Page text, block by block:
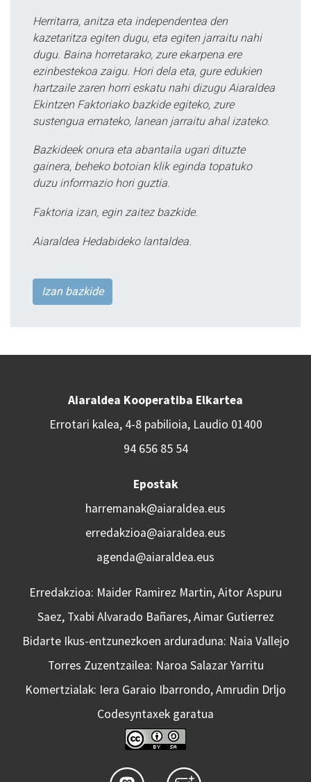
Herritarra, anitza eta independentea den
kazetaritza egiten dugu, eta egiten jarraitu nahi
dugu. Baina horretarako, zure ekarpena ere
ezinbestekoa zaigu. Hori dela eta, gure edukien
hartzaile zaren horri eskatu nahi dizugu Aiaraldea
Ekintzen Faktoriako bazkide egiteko, zure
sustengua emateko, lanean jarraitu ahal izateko.
Bazkideek onura eta abantaila ugari dituzte
gainera, beheko botoian klik eginda topatuko
duzu informazio hori guztia.
Faktoria izan, egin zaitez bazkide.
Aiaraldea Hedabideko lantaldea.
Izan bazkide
Aiaraldea Kooperatiba Elkartea
Errotari kalea, 4-8 pabilioia, Laudio 01400
94 656 85 54
Epostak
harremanak@aiaraldea.eus
erredakzioa@aiaraldea.eus
agenda@aiaraldea.eus
Erredakzioa: Maider Ramirez Martin, Aitor Aspuru
Saez, Txabi Alvarado Bañares, Aimar Gutierrez
Bidarte Ikus-entzunezkoen arduraduna: Naia Vallejo
Torres Zuzentzailea: Naroa Salazar Yarritu
Komertzialak: Iera Garaio Ibarrondo, Amrudin Drljo
Codesyntaxek garatua